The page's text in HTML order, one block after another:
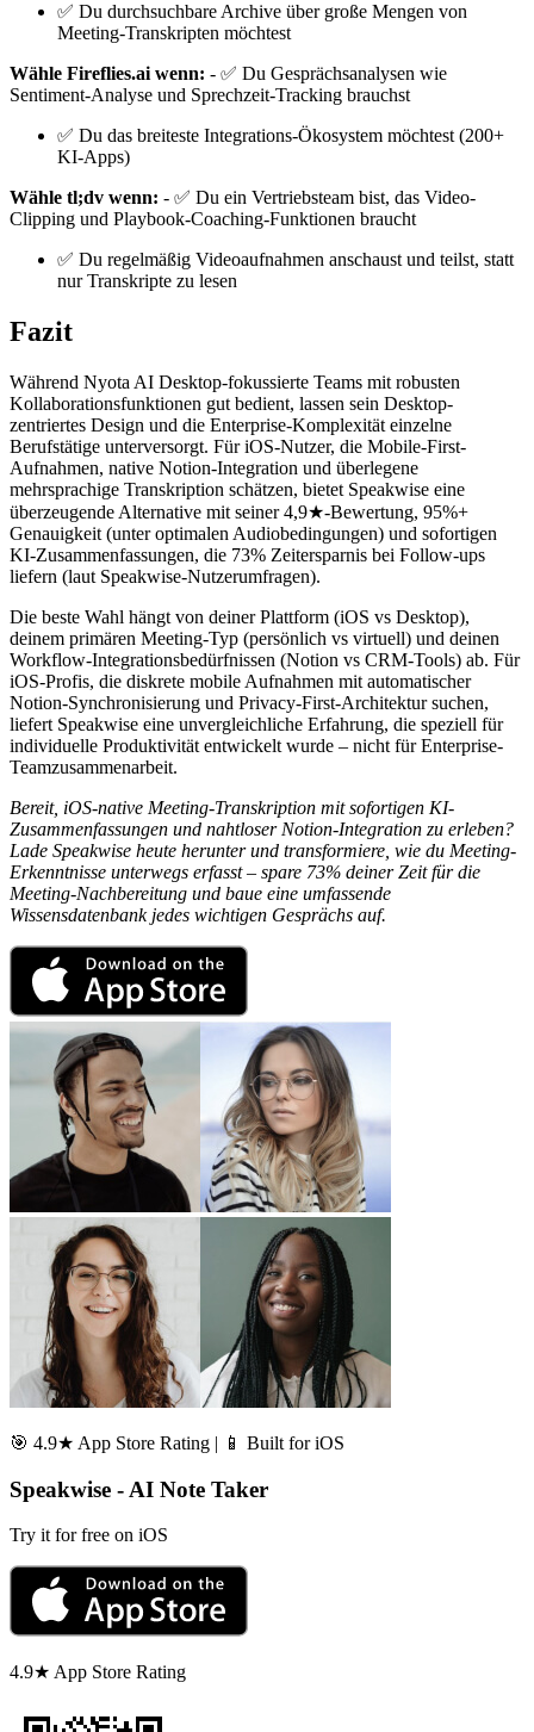
✅ Du durchsuchbare Archive über große Mengen von
Meeting-Transkripten möchtest
Wähle Fireflies.ai wenn: - ✅ Du Gesprächsanalysen wie
Sentiment-Analyse und Sprechzeit-Tracking brauchst
✅ Du das breiteste Integrations-Ökosystem möchtest (200+
KI-Apps)
Wähle tl;dv wenn: - ✅ Du ein Vertriebsteam bist, das Video-
Clipping und Playbook-Coaching-Funktionen braucht
✅ Du regelmäßig Videoaufnahmen anschaust und teilst, statt
nur Transkripte zu lesen
Fazit
Während Nyota AI Desktop-fokussierte Teams mit robusten
Kollaborationsfunktionen gut bedient, lassen sein Desktop-
zentriertes Design und die Enterprise-Komplexität einzelne
Berufstätige unterversorgt. Für iOS-Nutzer, die Mobile-First-
Aufnahmen, native Notion-Integration und überlegene
mehrsprachige Transkription schätzen, bietet Speakwise eine
überzeugende Alternative mit seiner 4,9★-Bewertung, 95%+
Genauigkeit (unter optimalen Audiobedingungen) und sofortigen
KI-Zusammenfassungen, die 73% Zeitersparnis bei Follow-ups
liefern (laut Speakwise-Nutzerumfragen).
Die beste Wahl hängt von deiner Plattform (iOS vs Desktop),
deinem primären Meeting-Typ (persönlich vs virtuell) und deinen
Workflow-Integrationsbedürfnissen (Notion vs CRM-Tools) ab. Für
iOS-Profis, die diskrete mobile Aufnahmen mit automatischer
Notion-Synchronisierung und Privacy-First-Architektur suchen,
liefert Speakwise eine unvergleichliche Erfahrung, die speziell für
individuelle Produktivität entwickelt wurde – nicht für Enterprise-
Teamzusammenarbeit.
Bereit, iOS-native Meeting-Transkription mit sofortigen KI-
Zusammenfassungen und nahtloser Notion-Integration zu erleben?
Lade Speakwise heute herunter und transformiere, wie du Meeting-
Erkenntnisse unterwegs erfasst – spare 73% deiner Zeit für die
Meeting-Nachbereitung und baue eine umfassende
Wissensdatenbank jedes wichtigen Gesprächs auf.
🎯 4.9★ App Store Rating | 📱 Built for iOS
Speakwise - AI Note Taker
Try it for free on iOS
4.9★ App Store Rating